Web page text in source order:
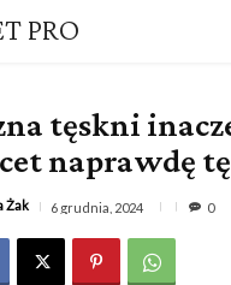
PRO
tęskni
naprawdę
Żak 6 grudnia, 2024 0